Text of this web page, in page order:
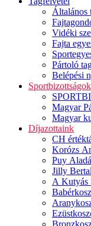
Általános
Vidéki
Fajta
Pártoló
Belépési
Sportbizottságok
Magyar
Magyar
Díjazottaink
CH
Korózs
Puy
Jilly
A Kutyás